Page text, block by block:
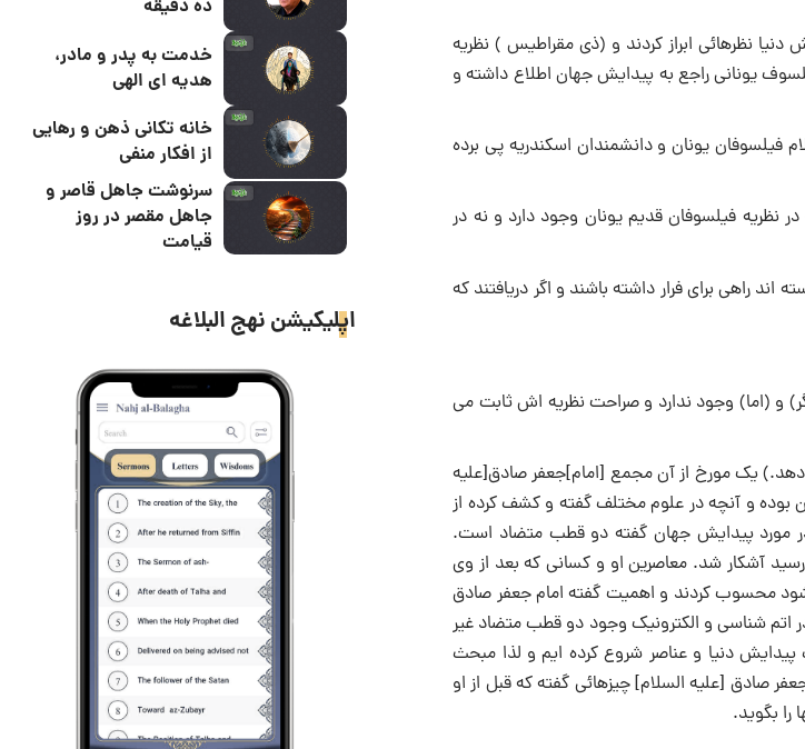
نظرهائی ابراز کردند و (ذی مقراطیس ) نظریه
یونانی راجع به پیدایش جهان اطلاع داشته و
یونان و دانشمندان اسکندریه پی برده
نظریه فیلسوفان قدیم یونان وجود دارد و نه در
راهی برای فرار داشته باشند و اگر دریافتند که
و (اما) وجود ندارد و صراحت نظریه اش ثابت می
دهد.) یک مورخ از آن مجمع [امام]جعفر صادق[علیه
بوده و آنچه در علوم مختلف گفته و کشف کرده از
مورد پیدایش جهان گفته دو قطب متضاد است.
آشکار شد. معاصرین او و کسانی که بعد از وی
محسوب کردند و اهمیت گفته امام جعفر صادق
اتم شناسی و الکترونیک وجود دو قطب متضاد غیر
دنیا و عناصر شروع کرده ایم و لذا مبحث
صادق [علیه السلام] چیزهائی گفته که قبل از او
بگوید.
ده دقیقه
خدمت به پدر و مادر،
هدیه ای الهی
خانه تکانی ذهن و رهایی
از افکار منفی
سرنوشت جاهل قاصر و
جاهل مقصر در روز
قیامت
اپلیکیشن نهج البلاغه